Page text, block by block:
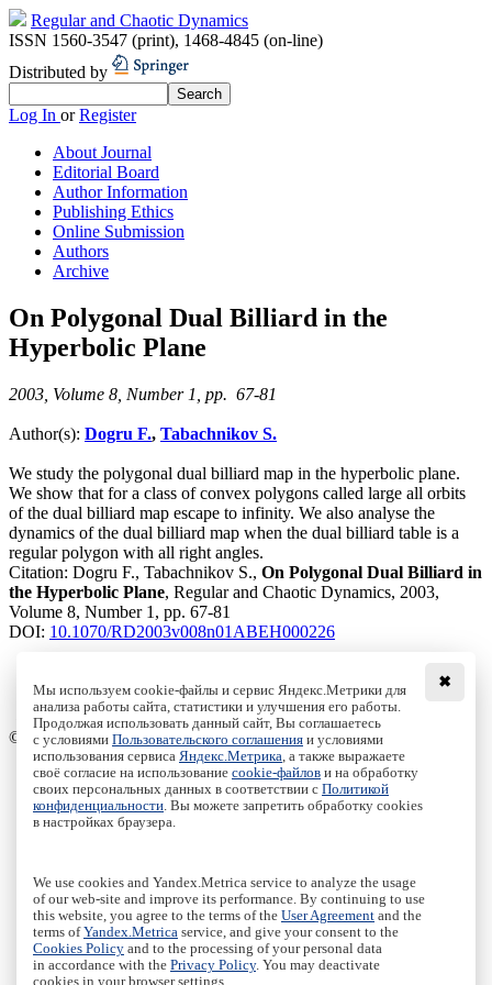
Regular and Chaotic Dynamics
ISSN 1560-3547 (print), 1468-4845 (on-line)
Distributed by
Log In orRegister
About Journal
Editorial Board
Author Information
Publishing Ethics
Online Submission
Authors
Archive
On Polygonal Dual Billiard in the
Hyperbolic Plane
2003, Volume 8, Number 1, pp. 67-81
Author(s): Dogru F., Tabachnikov S.
We study the polygonal dual billiard map in the hyperbolic plane.
We show that for a class of convex polygons called large all orbits
of the dual billiard map escape to infinity. We also analyse the
dynamics of the dual billiard map when the dual billiard table is a
regular polygon with all right angles.
Citation: Dogru F., Tabachnikov S., On Polygonal Dual Billiard in
the Hyperbolic Plane, Regular and Chaotic Dynamics, 2003,
Volume 8, Number 1, pp. 67-81
DOI: 10.1070/RD2003v008n01ABEH000226
Download File
PDF, 533.35 Kb
© Institute of Computer Science Izhevsk, 2005 - 2026
About Journal
Editorial Board
Author Information
Publishing Ethics
Authors
Archive
Пользовательское соглашение|Terms and conditions
Политика конфиденциальности|Privacy policy
Политика Cookies|Cookies Policy
✖
Мы используем cookie-файлы и сервис Яндекс.Метрики для
анализа работы сайта, статистики и улучшения его работы.
Продолжая использовать данный сайт, Вы соглашаетесь
с условиями Пользовательского соглашения и условиями
использования сервиса Яндекс.Метрика , а также выражаете
своё согласие на использование cookie-файлов и на обработку
своих персональных данных в соответствии с Политикой
конфиденциальности . Вы можете запретить обработку cookies
в настройках браузера.
We use cookies and Yandex.Metrica service to analyze the usage
of our web-site and improve its performance. By continuing to use
this website, you agree to the terms of the User Agreement and the
terms ofYandex.Metrica service, and give your consent to the
Cookies Policy and to the processing of your personal data
in accordance with the Privacy Policy. You may deactivate